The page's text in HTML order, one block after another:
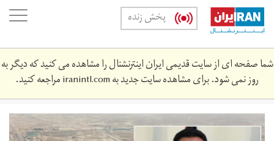
Skip
main
content
پخش زنده
شما صفحه ای از سایت قدیمی ایران اینترنشنال را مشاهده می کنید که دیگر به
روز نمی شود. برای مشاهده سایت جدید بهiranintl.comمراجعه کنید.
maxresdefault.jpg